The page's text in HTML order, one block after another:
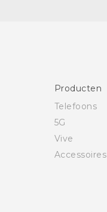
Producten
Telefoons
5G
Vive
Accessoires